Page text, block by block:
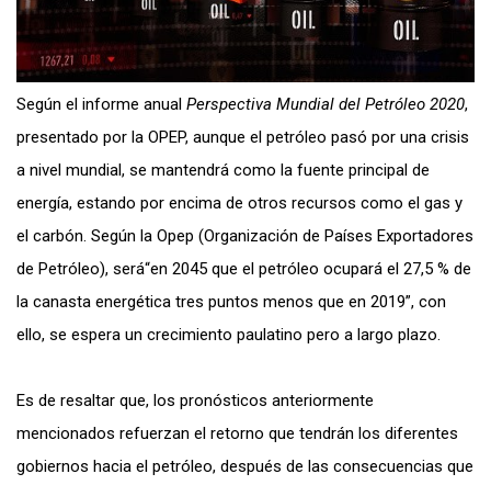
Según el informe anual Perspectiva Mundial del Petróleo 2020,
presentado por la OPEP, aunque el petróleo pasó por una crisis
a nivel mundial, se mantendrá como la fuente principal de
energía, estando por encima de otros recursos como el gas y
el carbón. Según la Opep (Organización de Países Exportadores
de Petróleo), será“en 2045 que el petróleo ocupará el 27,5 % de
la canasta energética tres puntos menos que en 2019”, con
ello, se espera un crecimiento paulatino pero a largo plazo.
Es de resaltar que, los pronósticos anteriormente
mencionados refuerzan el retorno que tendrán los diferentes
gobiernos hacia el petróleo, después de las consecuencias que